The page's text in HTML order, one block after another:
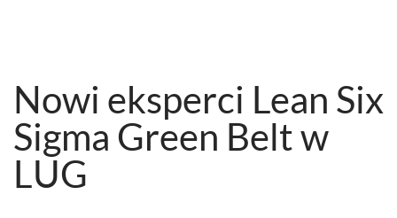
Nowi eksperci Lean Six
Sigma Green Belt w
LUG